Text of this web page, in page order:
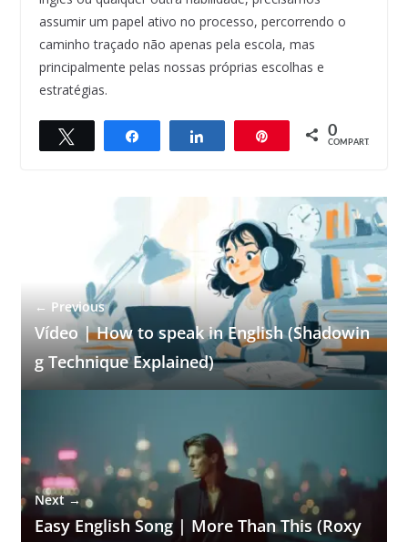
assumir um papel ativo no processo, percorrendo o
caminho traçado não apenas pela escola, mas
principalmente pelas nossas próprias escolhas e
estratégias.
Compartilhar Compartilhar 0
COMPART.
← Previous
Vídeo | How to speak in English (Shadowin
g Technique Explained)
Next →
Easy English Song | More Than This (Roxy